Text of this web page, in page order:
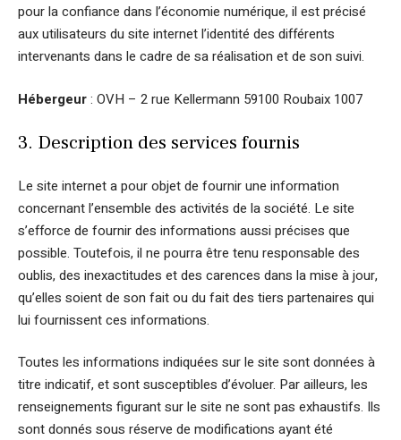
pour la confiance dans l’économie numérique, il est précisé
aux utilisateurs du site internet l’identité des différents
intervenants dans le cadre de sa réalisation et de son suivi.
Hébergeur: OVH – 2 rue Kellermann 59100 Roubaix 1007
3. Description des services fournis
Le site internet a pour objet de fournir une information
concernant l’ensemble des activités de la société. Le site
s’efforce de fournir des informations aussi précises que
possible. Toutefois, il ne pourra être tenu responsable des
oublis, des inexactitudes et des carences dans la mise à jour,
qu’elles soient de son fait ou du fait des tiers partenaires qui
lui fournissent ces informations.
Toutes les informations indiquées sur le site sont données à
titre indicatif, et sont susceptibles d’évoluer. Par ailleurs, les
renseignements figurant sur le site ne sont pas exhaustifs. Ils
sont donnés sous réserve de modifications ayant été